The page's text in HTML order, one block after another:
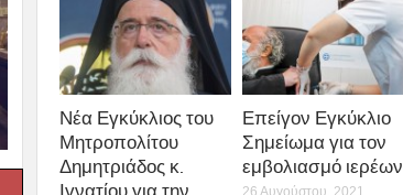
Νέα Εγκύκλιος του
Μητροπολίτου
Δημητριάδος κ.
Επείγον Εγκύκλιο
Σημείωμα για τον
εμβολιασμό ιερέων
26 Αυγούστου, 2021